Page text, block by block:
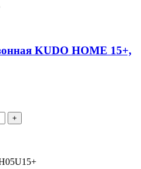
KUDO HOME 15+,